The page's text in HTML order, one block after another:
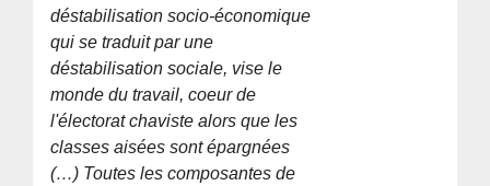
déstabilisation socio-économique
qui se traduit par une
déstabilisation sociale, vise le
monde du travail, coeur de
l'électorat chaviste alors que les
classes aisées sont épargnées
(…) Toutes les composantes de